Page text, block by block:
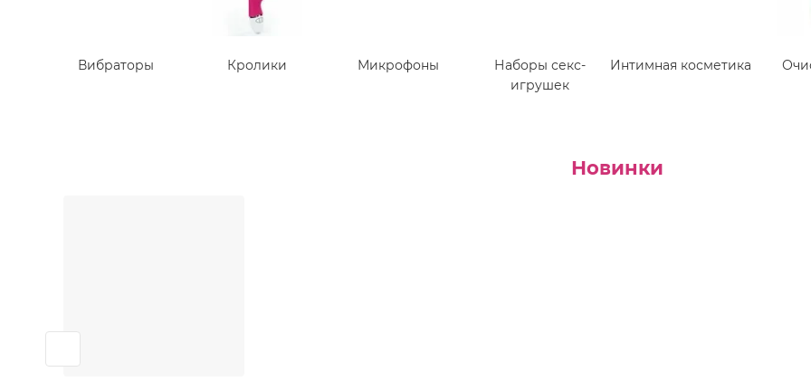
Вибраторы Кролики Микрофоны
Наборы секс-
игрушек
Интимная косметика
Новинки